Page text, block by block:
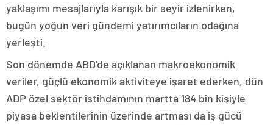
yaklaşımı mesajlarıyla karışık bir seyir izlenirken,
bugün yoğun veri gündemi yatırımcıların odağına
yerleşti.
Son dönemde ABD’de açıklanan makroekonomik
veriler, güçlü ekonomik aktiviteye işaret ederken, dün
ADP özel sektör istihdamının martta 184 bin kişiyle
piyasa beklentilerinin üzerinde artması da iş gücü